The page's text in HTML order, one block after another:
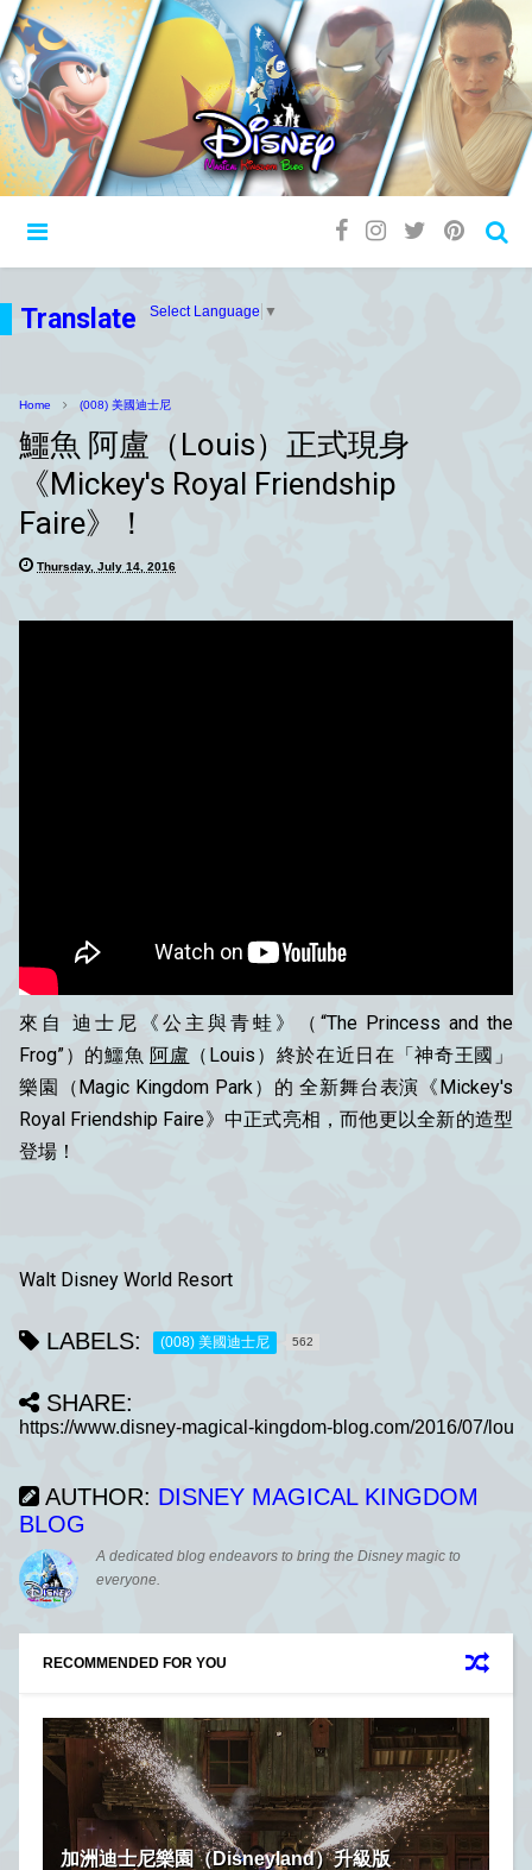
Translate Select Language ▼
Home (008) 美國迪士尼
鱷魚 阿盧（Louis）正式現身
《Mickey's Royal Friendship
Faire》！
Thursday, July 14, 2016
來自 迪士尼《公主與青蛙》（“The Princess and the
Frog”）的鱷魚 阿盧 （Louis）終於在近日在「神奇王國」
樂園（Magic Kingdom Park）的 全新舞台表演《Mickey's
Royal Friendship Faire》中正式亮相，而他更以全新的造型
登場！
Walt Disney World Resort
LABELS: (008) 美國迪士尼 562
SHARE:
AUTHOR: DISNEY MAGICAL KINGDOM
BLOG
A dedicated blog endeavors to bring the Disney magic to
everyone.
RECOMMENDED FOR YOU
加洲迪士尼樂園（Disneyland）升級版